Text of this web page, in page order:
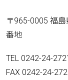
〒965-0005 福
番地
TEL 0242-24-
FAX 0242-24-